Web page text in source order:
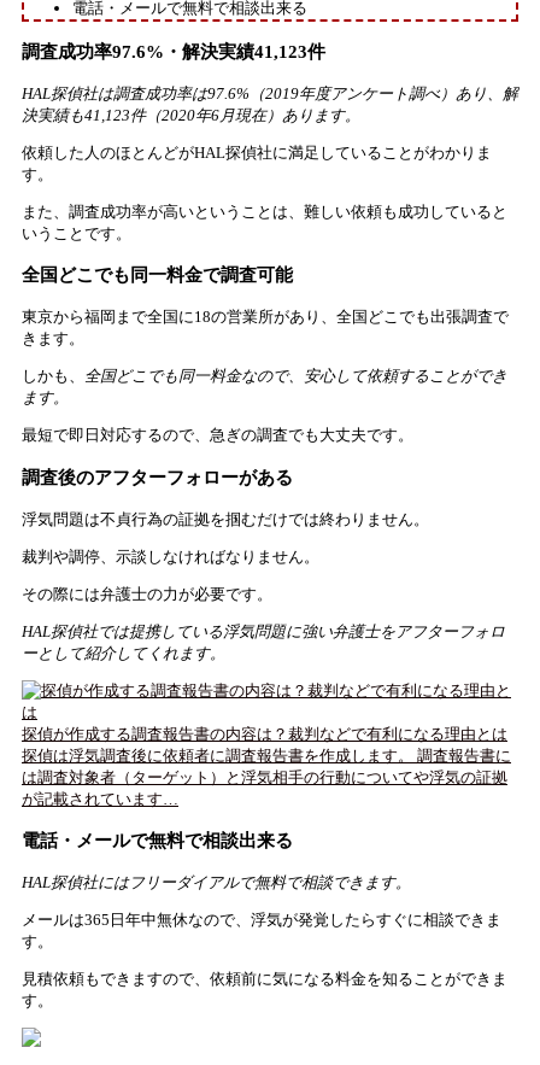
電話・メールで無料で相談出来る
調査成功率97.6%・解決実績41,123件
HAL探偵社は調査成功率は97.6%（2019年度アンケート調べ）あり、解
決実績も41,123件（2020年6月現在）あります。
依頼した人のほとんどがHAL探偵社に満足していることがわかりま
す。
また、調査成功率が高いということは、難しい依頼も成功していると
いうことです。
全国どこでも同一料金で調査可能
東京から福岡まで全国に18の営業所があり、全国どこでも出張調査で
きます。
しかも、 全国どこでも同一料金なので、安心して依頼することができ
ます。
最短で即日対応するので、急ぎの調査でも大丈夫です。
調査後のアフターフォローがある
浮気問題は不貞行為の証拠を掴むだけでは終わりません。
裁判や調停、示談しなければなりません。
その際には弁護士の力が必要です。
HAL探偵社では提携している浮気問題に強い弁護士をアフターフォロ
ーとして紹介してくれます。
探偵が作成する調査報告書の内容は？裁判などで有利になる理由とは
探偵は浮気調査後に依頼者に調査報告書を作成します。 調査報告書に
は調査対象者（ターゲット）と浮気相手の行動についてや浮気の証拠
が記載されています…
電話・メールで無料で相談出来る
HAL探偵社にはフリーダイアルで無料で相談できます。
メールは365日年中無休なので、浮気が発覚したらすぐに相談できま
す。
見積依頼もできますので、依頼前に気になる料金を知ることができま
す。